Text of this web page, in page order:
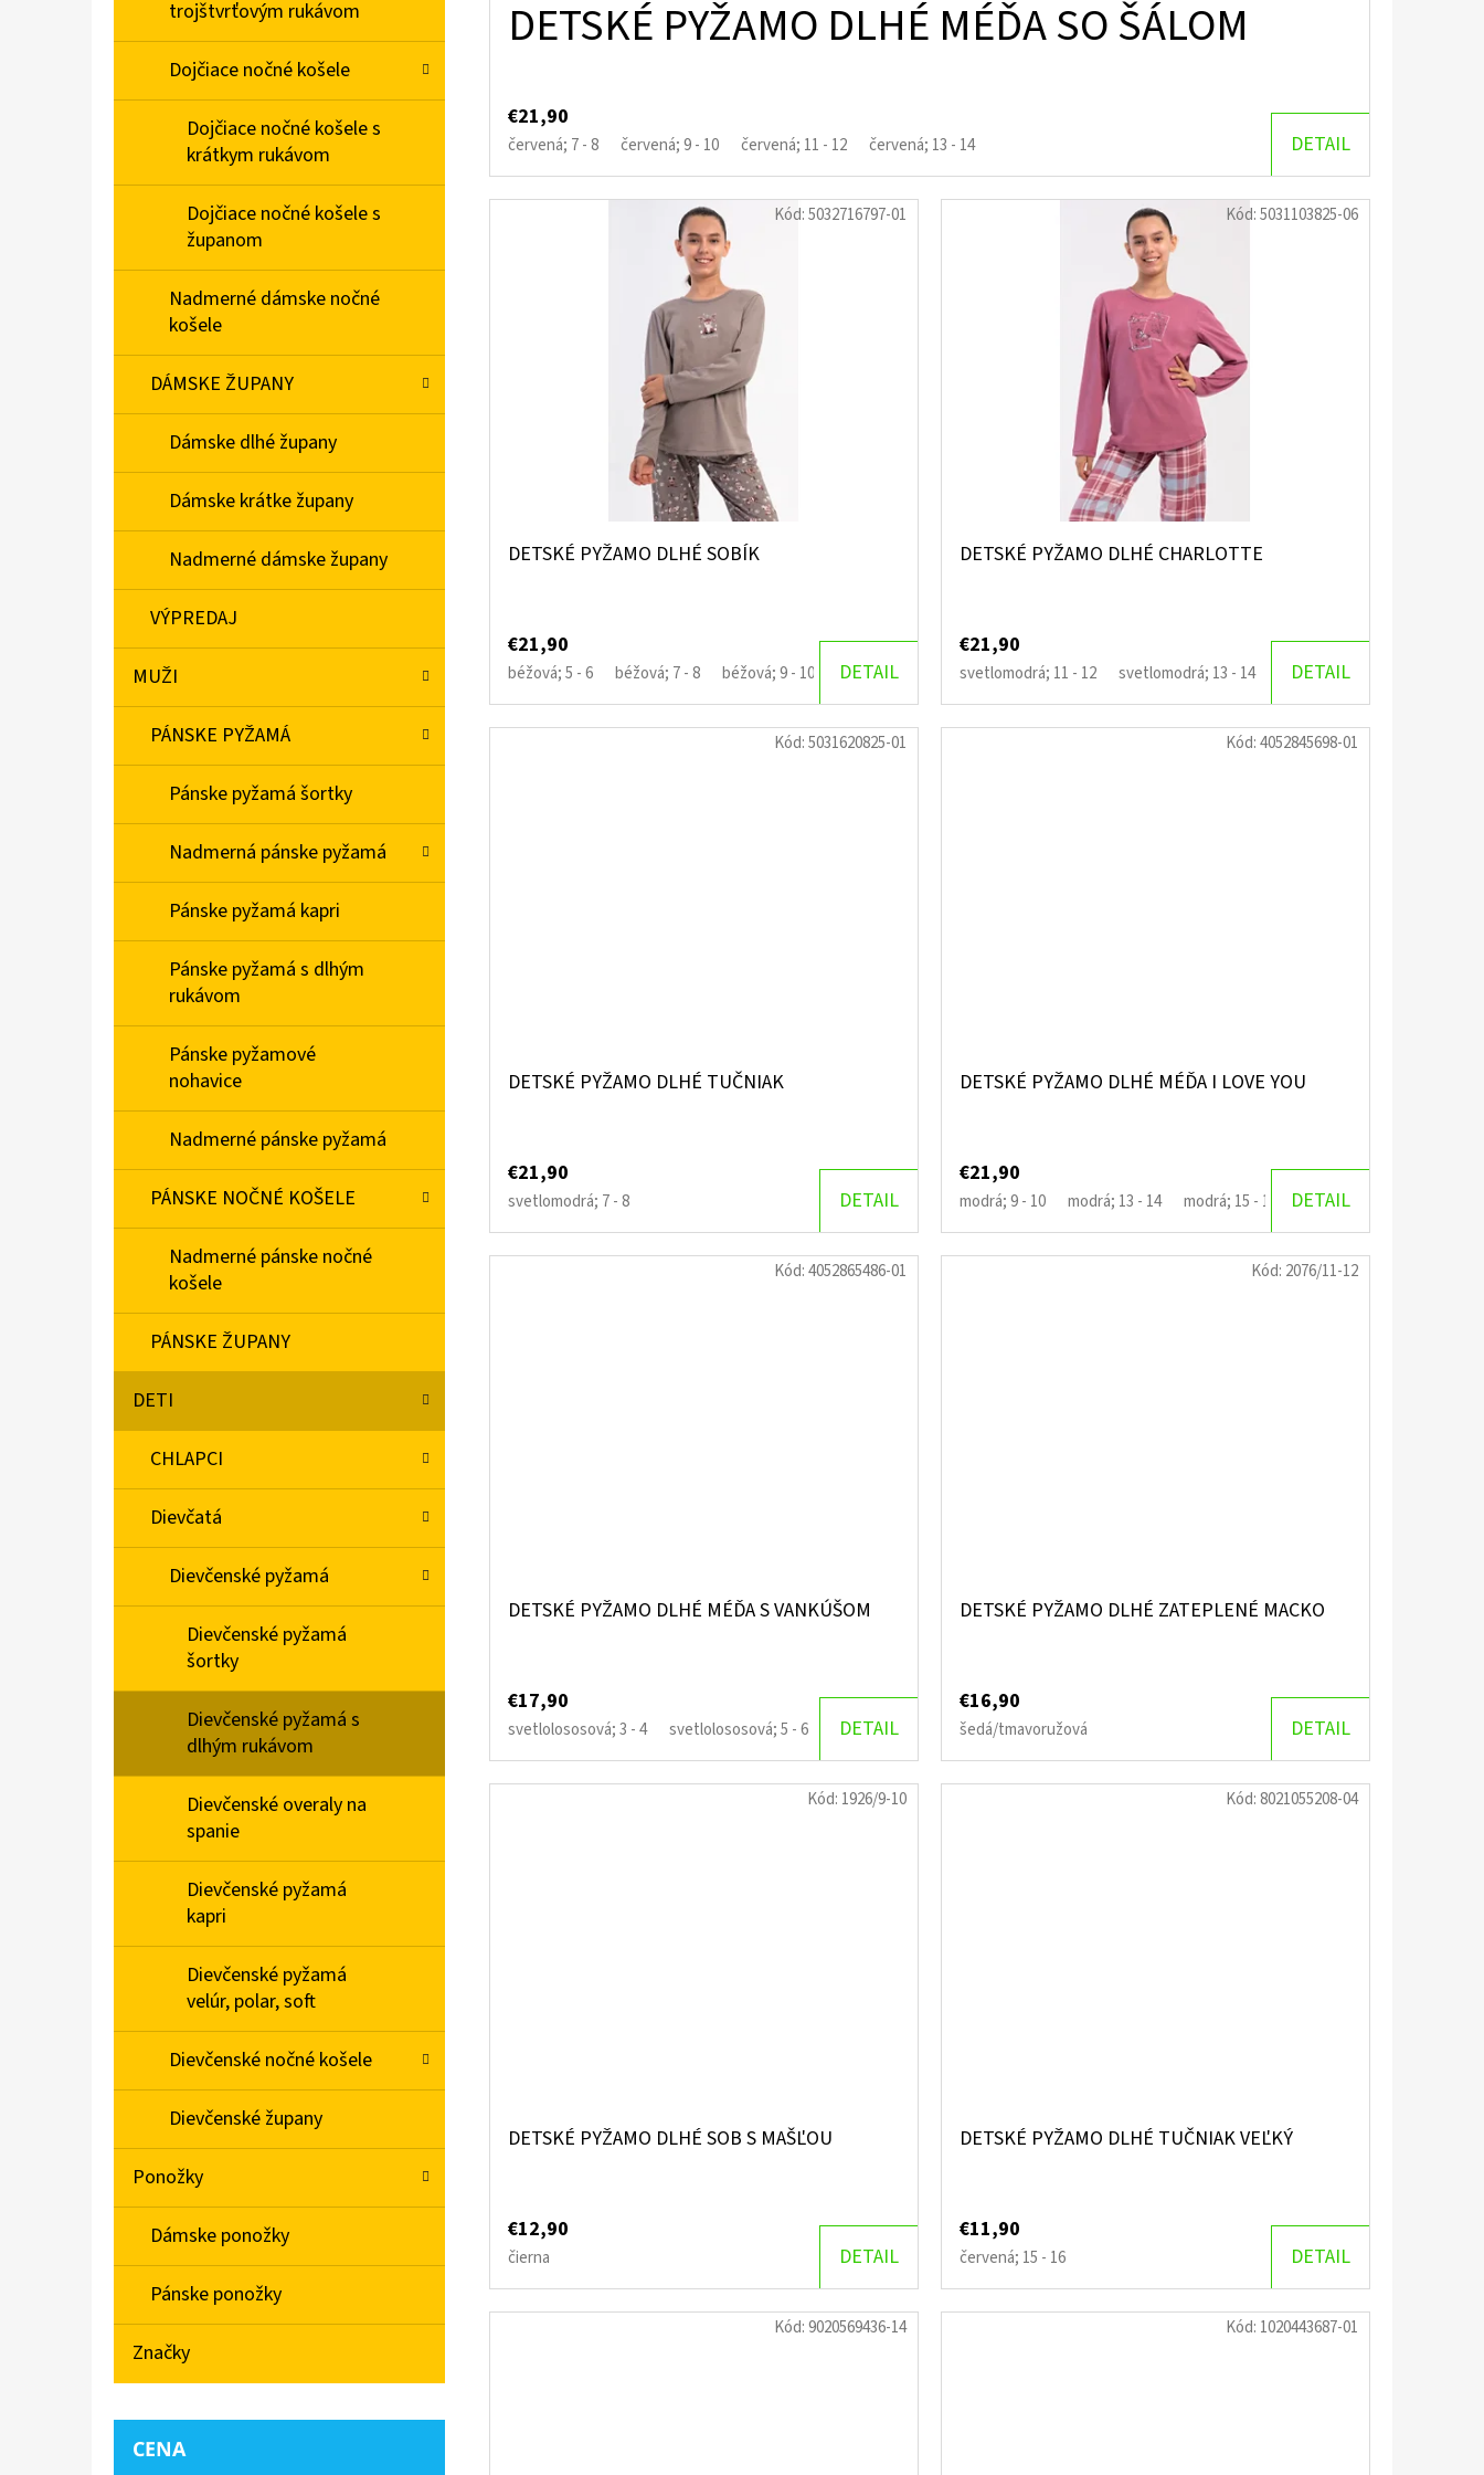
trojštvrťovým rukávom
Dojčiace nočné košele
Dojčiace nočné košele s
krátkym rukávom
Dojčiace nočné košele s
županom
Nadmerné dámske nočné
košele
DÁMSKE ŽUPANY
Dámske dlhé župany
Dámske krátke župany
Nadmerné dámske župany
VÝPREDAJ
MUŽI
PÁNSKE PYŽAMÁ
Pánske pyžamá šortky
Nadmerná pánske pyžamá
Pánske pyžamá kapri
Pánske pyžamá s dlhým
rukávom
Pánske pyžamové
nohavice
Nadmerné pánske pyžamá
PÁNSKE NOČNÉ KOŠELE
Nadmerné pánske nočné
košele
PÁNSKE ŽUPANY
DETI
CHLAPCI
Dievčatá
Dievčenské pyžamá
Dievčenské pyžamá
šortky
Dievčenské pyžamá s
dlhým rukávom
Dievčenské overaly na
spanie
Dievčenské pyžamá
kapri
Dievčenské pyžamá
velúr, polar, soft
Dievčenské nočné košele
Dievčenské župany
Ponožky
Dámske ponožky
Pánske ponožky
Značky
CENA
DETSKÉ PYŽAMO DLHÉ MÉĎA SO ŠÁLOM
€21,90
červená; 7 - 8 červená; 9 - 10 červená; 11 - 12 červená; 13 - 14 DETAIL
DETSKÉ PYŽAMO DLHÉ SOBÍK
€21,90
béžová; 5 - 6 béžová; 7 - 8 béžová; 9 - 10 DETAIL
Kód:5032716797-01
DETSKÉ PYŽAMO DLHÉ CHARLOTTE
€21,90
svetlomodrá; 11 - 12 svetlomodrá; 13 - 14 svetlomodrá; 15 - 16
DETAIL
Kód:5031103825-06
DETSKÉ PYŽAMO DLHÉ TUČNIAK
€21,90
svetlomodrá; 7 - 8 DETAIL
Kód:5031620825-01
DETSKÉ PYŽAMO DLHÉ MÉĎA I LOVE YOU
€21,90
modrá; 9 - 10 modrá; 13 - 14 modrá; 15 - 16 DETAIL
Kód:4052845698-01
DETSKÉ PYŽAMO DLHÉ MÉĎA S VANKÚŠOM
€17,90
svetlolososová; 3 - 4 svetlolososová; 5 - 6 svetlolososová; 7 - 8
DETAIL
Kód:4052865486-01
DETSKÉ PYŽAMO DLHÉ ZATEPLENÉ MACKO
€16,90
šedá/tmavoružová DETAIL
Kód: 2076/11-12
DETSKÉ PYŽAMO DLHÉ SOB S MAŠĽOU
€12,90
čierna DETAIL
Kód: 1926/9-10
DETSKÉ PYŽAMO DLHÉ TUČNIAK VEĽKÝ
€11,90
červená; 15 - 16 DETAIL
Kód:8021055208-04
Kód:9020569436-14 Kód: 1020443687-01